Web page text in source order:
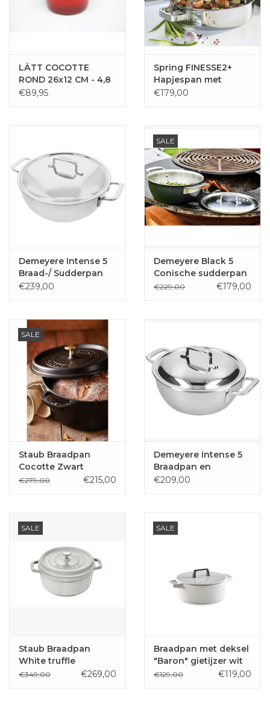
LÄTT COCOTTE
ROND 26x12 CM - 4,8
L ROOD
€89,95
Spring FINESSE2+
Hapjespan met
glazen deksel 28 cm
€179,00
Demeyere Intense 5
Braad-/ Sudderpan
28cm met deksel
€239,00
SALE
Demeyere Black 5
Conische sudderpan
met deksel Ø 24 cm -
€229,00 €179,00
SALE
Staub Braadpan
Cocotte Zwart
€279,00 €215,00
Demeyere Intense 5
Braadpan en
sudderpan 24 cm
€209,00
SALE
Staub Braadpan
White truffle
€349,00 €269,00
SALE
Braadpan met deksel
"Baron" gietijzer wit
€129,00 €119,00